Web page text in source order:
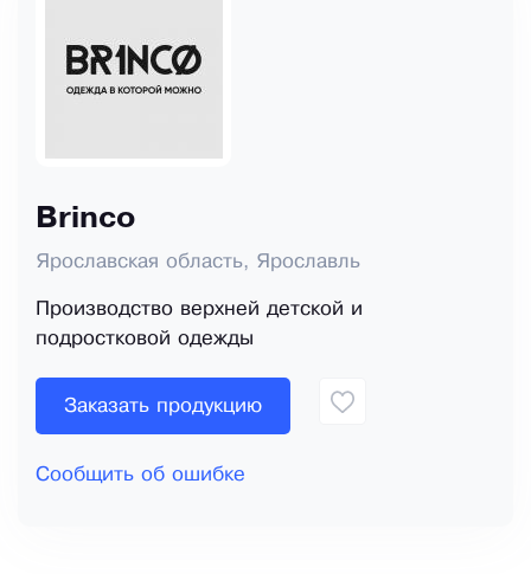
Brinco
Ярославская область, Ярославль
Производство верхней детской и
подростковой одежды
Заказать продукцию
Сообщить об ошибке